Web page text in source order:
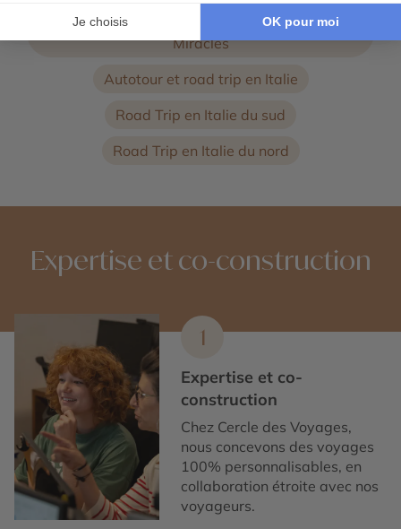
Découverte de la Tour de Pise et cour des
Miracles
Autotour et road trip en Italie
Road Trip en Italie du sud
Road Trip en Italie du nord
Expertise et co-construction
1
Expertise et co-
construction
Chez Cercle des Voyages,
nous concevons des voyages
100% personnalisables, en
collaboration étroite avec nos
voyageurs.